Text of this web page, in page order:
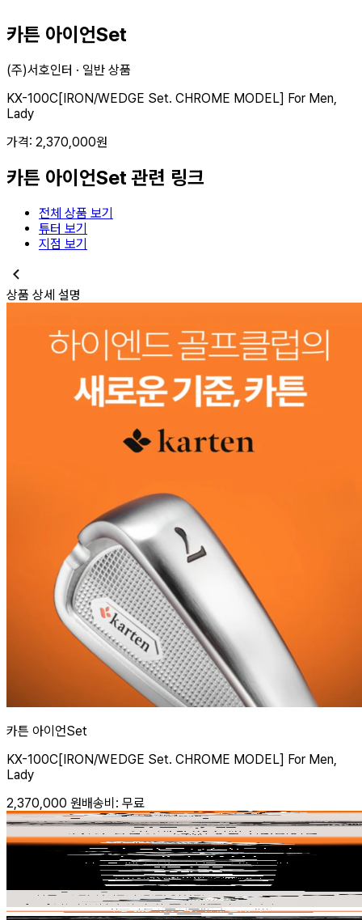
카튼 아이언Set
(주)서호인터 · 일반 상품
KX-100C[IRON/WEDGE Set. CHROME MODEL] For Men,
Lady
가격: 2,370,000원
카튼 아이언Set 관련 링크
전체 상품 보기
튜터 보기
지점 보기
상품 상세 설명
카튼 아이언Set
KX-100C[IRON/WEDGE Set. CHROME MODEL] For Men,
Lady
2,370,000 원배송비: 무료